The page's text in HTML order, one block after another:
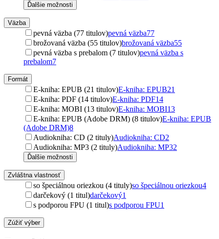
Ďalšie možnosti
Väzba
pevná väzba (77 titulov)pevná väzba77
brožovaná väzba (55 titulov)brožovaná väzba55
pevná väzba s prebalom (7 titulov)pevná väzba s
prebalom7
Formát
E-kniha: EPUB (21 titulov)E-kniha: EPUB21
E-kniha: PDF (14 titulov)E-kniha: PDF14
E-kniha: MOBI (13 titulov)E-kniha: MOBI13
E-kniha: EPUB (Adobe DRM) (8 titulov)E-kniha: EPUB
(Adobe DRM)8
Audiokniha: CD (2 tituly)Audiokniha: CD2
Audiokniha: MP3 (2 tituly)Audiokniha: MP32
Ďalšie možnosti
Zvláštna vlastnosť
so špeciálnou oriezkou (4 tituly)so špeciálnou oriezkou4
darčekový (1 titul)darčekový1
s podporou FPU (1 titul)s podporou FPU1
Zúžiť výber